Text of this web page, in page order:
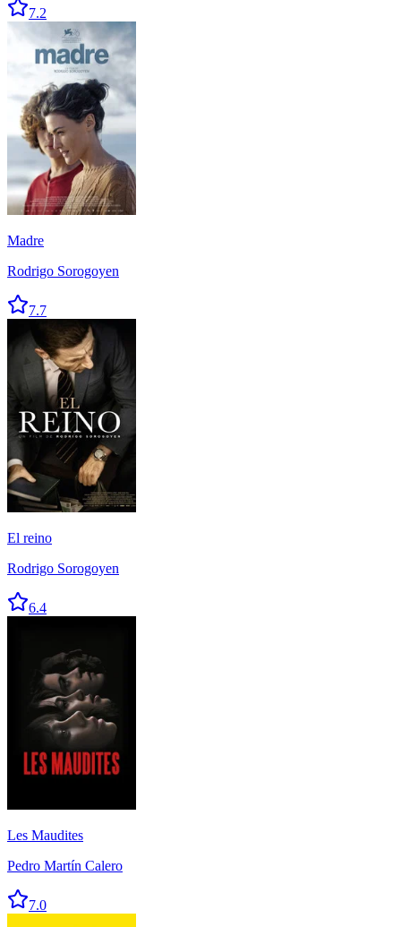
7.2
Madre
Rodrigo Sorogoyen
7.7
El reino
Rodrigo Sorogoyen
6.4
Les Maudites
Pedro Martín Calero
7.0